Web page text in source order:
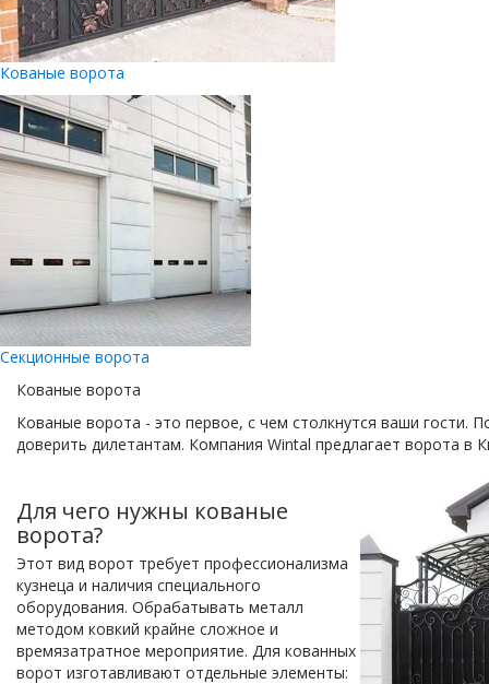
Кованые ворота
Секционные ворота
Кованые ворота
Кованые ворота - это первое, с чем столкнутся ваши гости.
доверить дилетантам. Компания Wintal предлагает ворота в
Для чего нужны кованые
ворота?
Этот вид ворот требует профессионализма
кузнеца и наличия специального
оборудования. Обрабатывать металл
методом ковкий крайне сложное и
времязатратное мероприятие. Для кованных
ворот изготавливают отдельные элементы: